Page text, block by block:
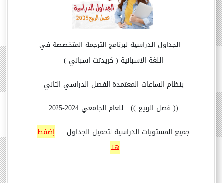
الجداول الدراسية لبرنامج الترجمة المتخصصة في
اللغة الاسبانية ( كريدتت اسباني )
بنظام الساعات المعتمدة الفصل الدراسي الثاني
(( فصل الربيع )) للعام الجامعي 2024-2025
جميع المستويات الدراسية لتحميل الجداول
إضفط
هنا